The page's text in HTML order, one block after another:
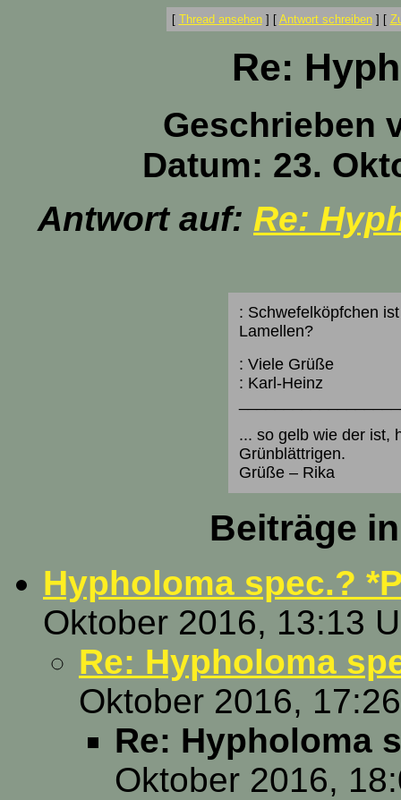
[ Thread ansehen] [ Antwort schreiben] [
Re:
Geschrieben
Datum: 23.
Antwort auf: Re:
: Schwefelköpfchen
Lamellen?
: Viele Grüße
: Karl-Heinz
... so gelb wie der ist,
Grünblättrigen.
Grüße – Rika
Beiträge
Hypholoma spec.?
Oktober 2016, 13:13
Re: Hypholoma
Oktober 2016,
Re: Hypholoma
Oktober 2016,